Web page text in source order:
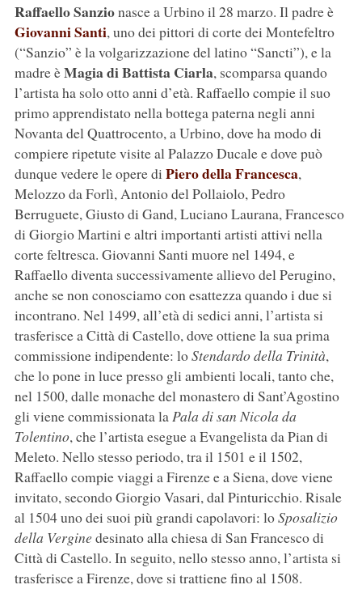
Raffaello Sanzionasce a Urbino il 28 marzo. Il padre è
Giovanni Santi, uno dei pittori di corte dei Montefeltro
(“Sanzio” è la volgarizzazione del latino “Sancti”), e la
madre èMagia di Battista Ciarla, scomparsa quando
l’artista ha solo otto anni d’età. Raffaello compie il suo
primo apprendistato nella bottega paterna negli anni
Novanta del Quattrocento, a Urbino, dove ha modo di
compiere ripetute visite al Palazzo Ducale e dove può
dunque vedere le opere di Piero della Francesca,
Melozzo da Forlì, Antonio del Pollaiolo, Pedro
Berruguete, Giusto di Gand, Luciano Laurana, Francesco
di Giorgio Martini e altri importanti artisti attivi nella
corte feltresca. Giovanni Santi muore nel 1494, e
Raffaello diventa successivamente allievo del Perugino,
anche se non conosciamo con esattezza quando i due si
incontrano. Nel 1499, all’età di sedici anni, l’artista si
trasferisce a Città di Castello, dove ottiene la sua prima
commissione indipendente: loStendardo della Trinità,
che lo pone in luce presso gli ambienti locali, tanto che,
nel 1500, dalle monache del monastero di Sant’Agostino
gli viene commissionata laPala di san Nicola da
Tolentino, che l’artista esegue a Evangelista da Pian di
Meleto. Nello stesso periodo, tra il 1501 e il 1502,
Raffaello compie viaggi a Firenze e a Siena, dove viene
invitato, secondo Giorgio Vasari, dal Pinturicchio. Risale
al 1504 uno dei suoi più grandi capolavori: loSposalizio
della Verginedesinato alla chiesa di San Francesco di
Città di Castello. In seguito, nello stesso anno, l’artista si
trasferisce a Firenze, dove si trattiene fino al 1508.